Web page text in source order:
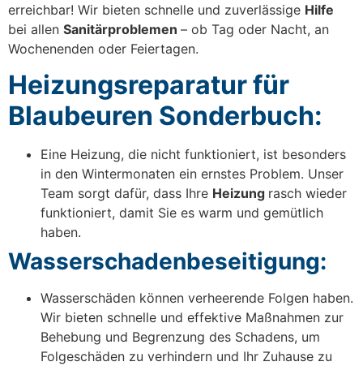
erreichbar! Wir bieten schnelle und zuverlässige Hilfe
bei allen Sanitärproblemen – ob Tag oder Nacht, an
Wochenenden oder Feiertagen.
Heizungsreparatur für
Blaubeuren Sonderbuch:
Eine Heizung, die nicht funktioniert, ist besonders
in den Wintermonaten ein ernstes Problem. Unser
Team sorgt dafür, dass Ihre Heizung rasch wieder
funktioniert, damit Sie es warm und gemütlich
haben.
Wasserschadenbeseitigung:
Wasserschäden können verheerende Folgen haben.
Wir bieten schnelle und effektive Maßnahmen zur
Behebung und Begrenzung des Schadens, um
Folgeschäden zu verhindern und Ihr Zuhause zu